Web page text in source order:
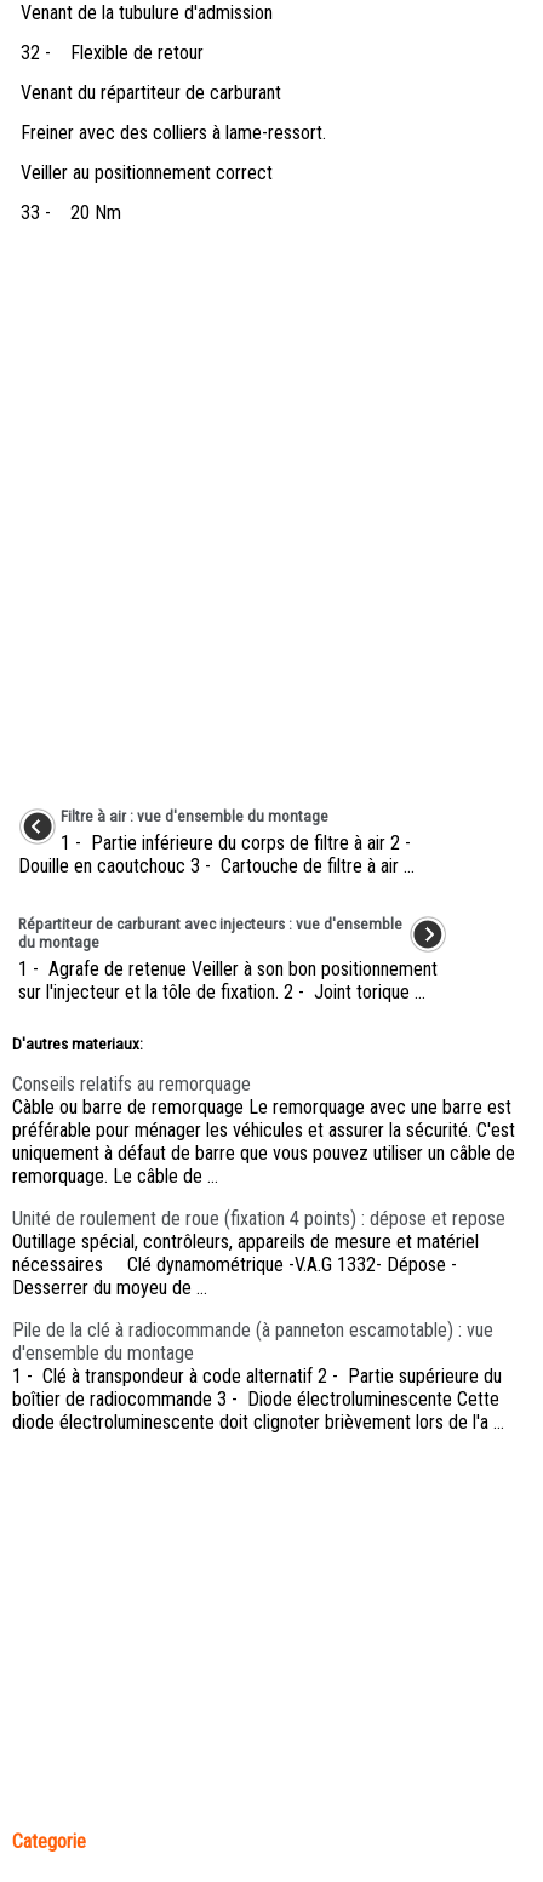
Venant de la tubulure d'admission
32 -
Flexible de retour
Venant du répartiteur de carburant
Freiner avec des colliers à lame-ressort.
Veiller au positionnement correct
33 -
20 Nm
Filtre à air : vue d'ensemble du montage
1 - Partie inférieure du corps de filtre à air 2 -
Douille en caoutchouc 3 - Cartouche de filtre à air ...
Répartiteur de carburant avec injecteurs : vue d'ensemble
du montage
1 - Agrafe de retenue Veiller à son bon positionnement
sur l'injecteur et la tôle de fixation. 2 - Joint torique ...
D'autres materiaux:
Conseils relatifs au remorquage
Càble ou barre de remorquage Le remorquage avec une barre est
préférable pour ménager les véhicules et assurer la sécurité. C'est
uniquement à défaut de barre que vous pouvez utiliser un câble de
remorquage. Le câble de ...
Unité de roulement de roue (fixation 4 points) : dépose et repose
Outillage spécial, contrôleurs, appareils de mesure et matériel
nécessaires Clé dynamométrique -V.A.G 1332- Dépose -
Desserrer du moyeu de ...
Pile de la clé à radiocommande (à panneton escamotable) : vue
d'ensemble du montage
1 - Clé à transpondeur à code alternatif 2 - Partie supérieure du
boîtier de radiocommande 3 - Diode électroluminescente Cette
diode électroluminescente doit clignoter brièvement lors de l'a ...
Categorie